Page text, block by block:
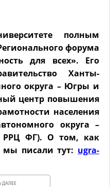
полным
форума
для всех». Его
Ханты-
округа – Югры и
центр повышения
населения
округа –
РРЦ ФГ). О том, как
писали тут: ugra-
ДАЛЕЕ